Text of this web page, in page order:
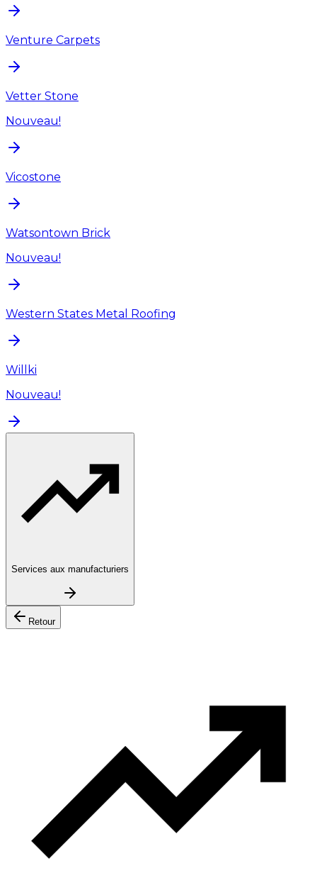
Venture Carpets
Vetter Stone
Nouveau!
Vicostone
Watsontown Brick
Nouveau!
Western States Metal Roofing
Willki
Nouveau!
Services aux manufacturiers
Retour